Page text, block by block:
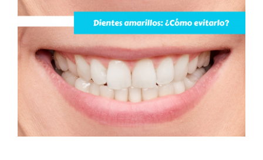
Dientes amarillos: ¿Cómo
evitarlo?
Blog